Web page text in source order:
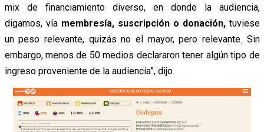
mix de financiamiento diverso, en donde la audiencia,
digamos, vía membresía, suscripción o donación,tuviese
un peso relevante, quizás no el mayor, pero relevante. Sin
embargo, menos de 50 medios declararon tener algún tipo de
ingreso proveniente de la audiencia”,dijo.